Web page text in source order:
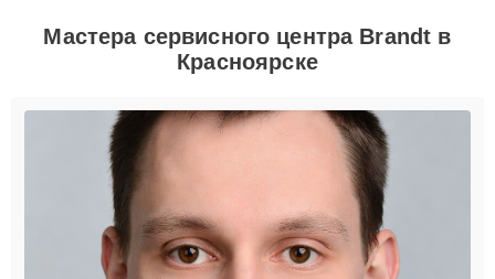
Мастера сервисного центра Brandt в
Красноярске